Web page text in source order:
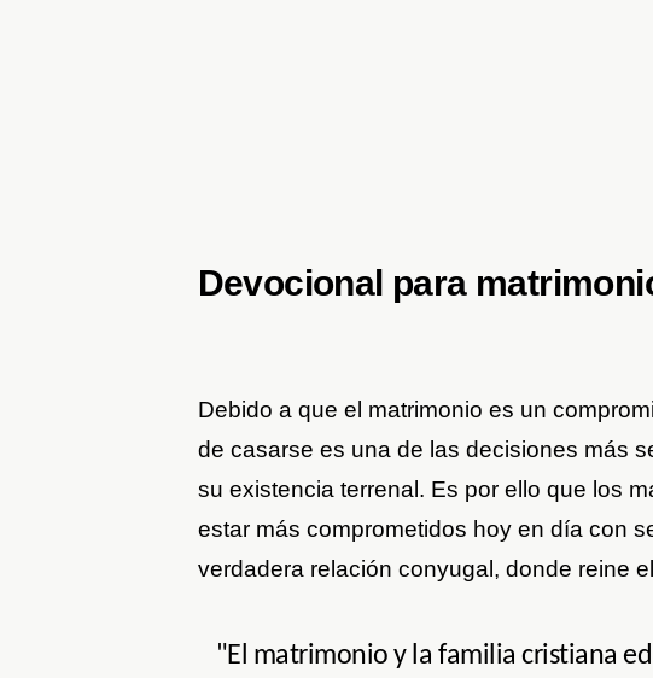
Devocional para
Debido a que el matrimonio es un
de casarse es una de las decisiones más
su existencia terrenal. Es por ello que los
estar más comprometidos hoy en día con
verdadera relación conyugal, donde reine
"El matrimonio y la familia cristiana